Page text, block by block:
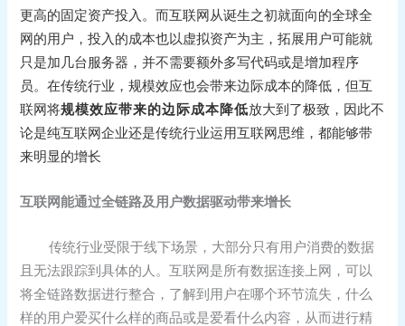
更高的固定资产投入。而互联网从诞生之初就面向的全球全
网的用户，投入的成本也以虚拟资产为主，拓展用户可能就
只是加几台服务器， 并不需要额外多写代码或是增加程序
员。在传统行业，规模效应也会带来边际成本的降低，但互
联网将规模效应带来的边际成本降低放大到了极致，因此不
论是纯互联网企业还是传统行业运用互联网思维，都能够带
来明显的增长
互联网能通过全链路及用户数据驱动带来增长
传统行业受限于线下场景，大部分只有用户消费的数据
且无法跟踪到具体的人。互联网是所有数据连接上网，可以
将全链路数据进行整合，了解到用户在哪个环节流失，什么
样的用户爱买什么样的商品或是爱看什么内容，从而进行精